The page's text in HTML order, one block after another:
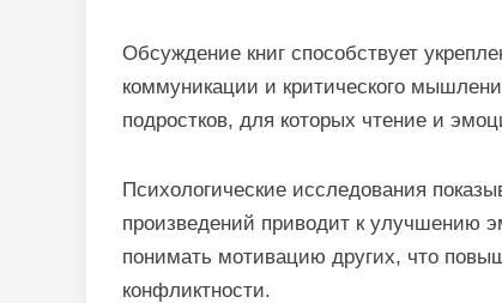
Обсуждение книг способствует
коммуникации и критического
подростков, для которых чтение и
Психологические исследования
произведений приводит к улучшению
понимать мотивацию других, что
конфликтности.